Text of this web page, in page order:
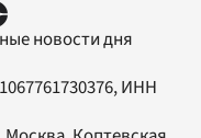
новости дня
ИНН